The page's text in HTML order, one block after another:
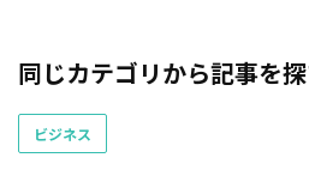
同じカテゴリから記事を
ビジネス